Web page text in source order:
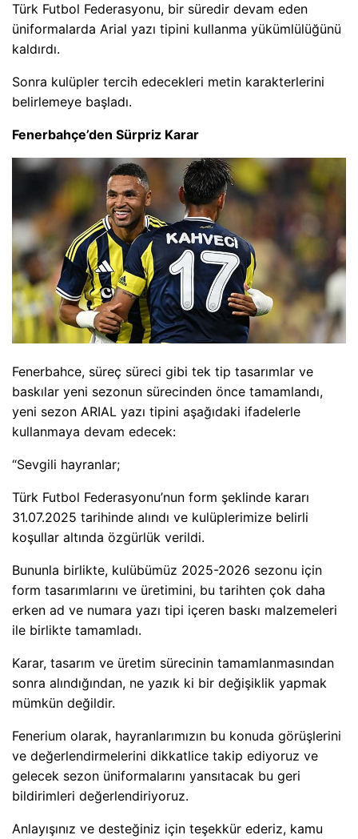
Türk Futbol Federasyonu, bir süredir devam eden
üniformalarda Arial yazı tipini kullanma yükümlülüğünü
kaldırdı.
Sonra kulüpler tercih edecekleri metin karakterlerini
belirlemeye başladı.
Fenerbahçe’den Sürpriz Karar
Fenerbahce, süreç süreci gibi tek tip tasarımlar ve
baskılar yeni sezonun sürecinden önce tamamlandı,
yeni sezon ARIAL yazı tipini aşağıdaki ifadelerle
kullanmaya devam edecek:
“Sevgili hayranlar;
Türk Futbol Federasyonu’nun form şeklinde kararı
31.07.2025 tarihinde alındı ve kulüplerimize belirli
koşullar altında özgürlük verildi.
Bununla birlikte, kulübümüz 2025-2026 sezonu için
form tasarımlarını ve üretimini, bu tarihten çok daha
erken ad ve numara yazı tipi içeren baskı malzemeleri
ile birlikte tamamladı.
Karar, tasarım ve üretim sürecinin tamamlanmasından
sonra alındığından, ne yazık ki bir değişiklik yapmak
mümkün değildir.
Fenerium olarak, hayranlarımızın bu konuda görüşlerini
ve değerlendirmelerini dikkatlice takip ediyoruz ve
gelecek sezon üniformalarını yansıtacak bu geri
bildirimleri değerlendiriyoruz.
Anlayışınız ve desteğiniz için teşekkür ederiz, kamu